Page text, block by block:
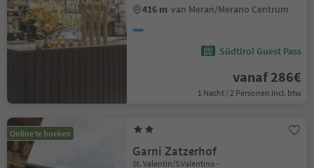
416 m van Meran/Merano Centrum
Südtirol Guest Pass
vanaf 286€
1 Nacht / 2 Personen Incl. btw
Online te boeken
Garni Zatzerhof
St. Valentin/S.Valentino -